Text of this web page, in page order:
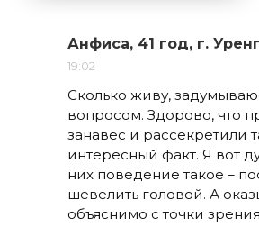
Анфиса, 41 год, г.
19:02
Сколько живу,
вопросом. Здорово, что
занавес и рассекретили
интересный факт. Я вот
них поведение такое –
шевелить головой. А
объяснимо с точки